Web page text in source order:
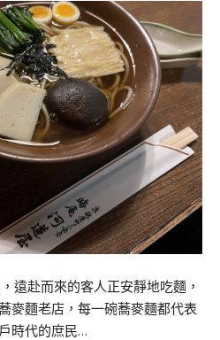
遠赴而來的客人正安靜地吃麵，
麥麵老店，每一碗蕎麥麵都代表
時代的庶民…